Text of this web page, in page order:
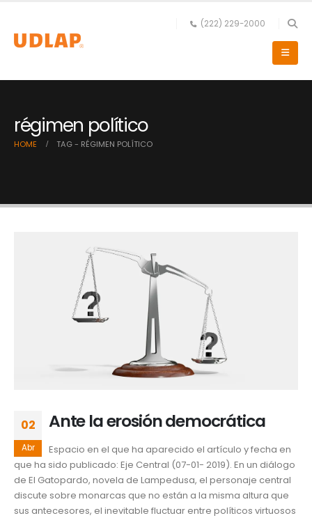
(222) 229-2000
régimen político
HOME TAG - RÉGIMEN POLÍTICO
02
Abr
Ante la erosión democrática
Espacio en el que ha aparecido el artículo y fecha en
que ha sido publicado: Eje Central (07-01- 2019). En un diálogo
de El Gatopardo, novela de Lampedusa, el personaje central
discute sobre monarcas que no están a la misma altura que
sus antecesores, el inevitable fluctuar entre políticos virtuosos